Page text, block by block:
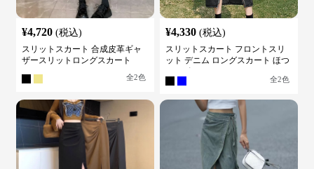
¥4,720 (税込)
スリットスカート 合成皮革ギャ
ザースリットロングスカート
全2色
¥4,330 (税込)
スリットスカート フロントスリ
ット デニム ロングスカート ほつ
全2色